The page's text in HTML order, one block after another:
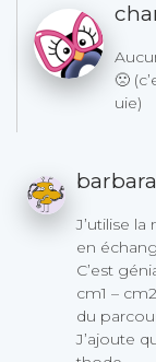
🙁
uie)
barbara
J’utilise
en
C’est
cm1 –
du
J’ajoute